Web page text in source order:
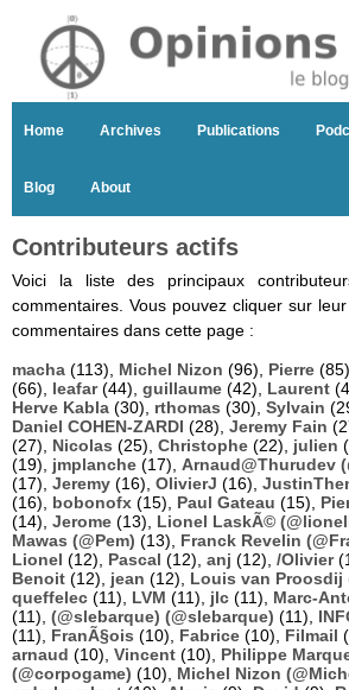
Home Archives Publications
Blog About
Contributeurs actifs
Voici la liste des principaux
commentaires. Vous pouvez cliquer sur
commentaires dans cette page :
macha (113), Michel Nizon (96), Pierre (85),
(66), leafar(44), guillaume (42), Laurent
Herve Kabla (30), rthomas (30), Sylvain
Daniel COHEN-ZARDI (28), Jeremy Fain
(27), Nicolas (25), Christophe (22), julien
(19), jmplanche (17), Arnaud@Thurudev
(17), Jeremy (16), OlivierJ (16),
(16), bobonofx (15), Paul Gateau (15),
(14), Jerome (13), Lionel LaskÃ©
Mawas (@Pem) (13), Franck Revelin
Lionel (12), Pascal (12), anj (12), /Olivier
Benoit (12), jean (12), Louis van Proosdij
queffelec (11), LVM (11), jlc (11), Marc-
(11), (@slebarque) (@slebarque) (11),
(11), FranÃ§ois (10), Fabrice (10), Filmail
arnaud (10), Vincent (10), Philippe
(@corpogame) (10), Michel Nizon